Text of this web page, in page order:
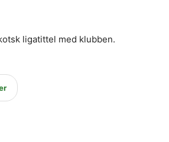
ligatittel med klubben.